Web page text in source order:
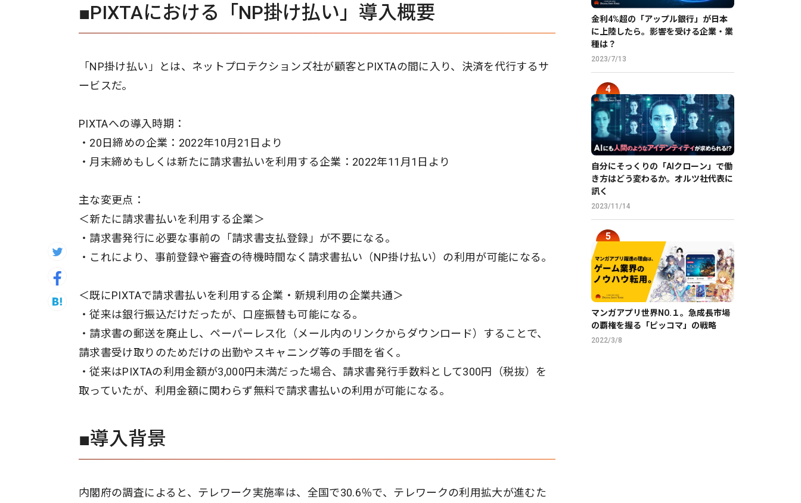
■PIXTAにおける「NP掛け払い」導入概要
「NP掛け払い」とは、ネットプロテクションズ社が顧客とPIXTAの間に入り、決済を代行するサ
ービスだ。
PIXTAへの導入時期：
・20日締めの企業：2022年10月21日より
・月末締めもしくは新たに請求書払いを利用する企業：2022年11月1日より
主な変更点：
＜新たに請求書払いを利用する企業＞
・請求書発行に必要な事前の「請求書支払登録」が不要になる。
・これにより、事前登録や審査の待機時間なく請求書払い（NP掛け払い）の利用が可能になる。
＜既にPIXTAで請求書払いを利用する企業・新規利用の企業共通＞
・従来は銀行振込だけだったが、口座振替も可能になる。
・請求書の郵送を廃止し、ペーパーレス化（メール内のリンクからダウンロード）することで、
請求書受け取りのためだけの出勤やスキャニング等の手間を省く。
・従来はPIXTAの利用金額が3,000円未満だった場合、請求書発行手数料として300円（税抜）を
取っていたが、利用金額に関わらず無料で請求書払いの利用が可能になる。
■導入背景
内閣府の調査によると、テレワーク実施率は、全国で30.6％で、テレワークの利用拡大が進むた
金利4%超の「アップル銀行」が日本
に上陸したら。影響を受ける企業・業
種は？
2023/7/13
自分にそっくりの「AIクローン」で働
き方はどう変わるか。オルツ社代表に
訊く
2023/11/14
マンガアプリ世界NO.１。急成長市場
の覇権を握る「ピッコマ」の戦略
2022/3/8